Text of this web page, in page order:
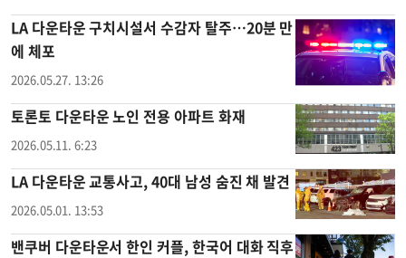
LA 다운타운 구치시설서 수감자 탈주…20분 만
에 체포
2026.05.27. 13:26
토론토 다운타운 노인 전용 아파트 화재
2026.05.11. 6:23
LA 다운타운 교통사고, 40대 남성 숨진 채 발견
2026.05.01. 13:53
밴쿠버 다운타운서 한인 커플, 한국어 대화 직후